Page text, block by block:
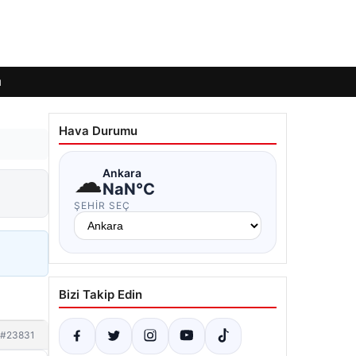
#23831
Hava Durumu
☁Ankara
NaN°C
ŞEHIR SEÇ
Bizi Takip Edin